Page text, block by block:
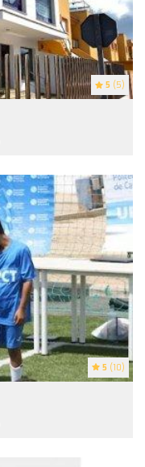
5 (5)
5 (10)